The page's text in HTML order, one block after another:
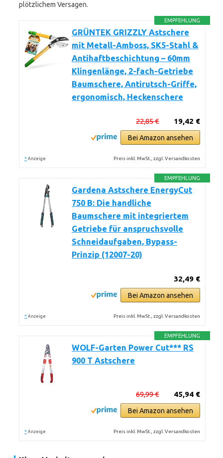
plötzlichem Versagen.
EMPFEHLUNG
GRÜNTEK GRIZZLY Astschere
mit Metall-Amboss, SK5-Stahl &
Antihaftbeschichtung – 60mm
Klingenlänge, 2-fach-Getriebe
Baumschere, Antirutsch-Griffe,
ergonomisch, Heckenschere
19,42 €
22,85 €
Bei Amazon ansehen
* Anzeige Preis inkl. MwSt., zzgl. Versandkosten
EMPFEHLUNG
Gardena Astschere EnergyCut
750 B: Die handliche
Baumschere mit integriertem
Getriebe für anspruchsvolle
Schneidaufgaben, Bypass-
Prinzip (12007-20)
32,49 €
Bei Amazon ansehen
* Anzeige Preis inkl. MwSt., zzgl. Versandkosten
EMPFEHLUNG
WOLF-Garten Power Cut*** RS
900 T Astschere
45,94 €
69,99 €
Bei Amazon ansehen
* Anzeige Preis inkl. MwSt., zzgl. Versandkosten